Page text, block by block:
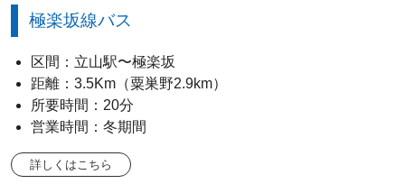
極楽坂線バス
区間：立山駅〜極楽坂
距離：3.5Km（粟巣野2.9km）
所要時間：20分
営業時間：冬期間
詳しくはこちら